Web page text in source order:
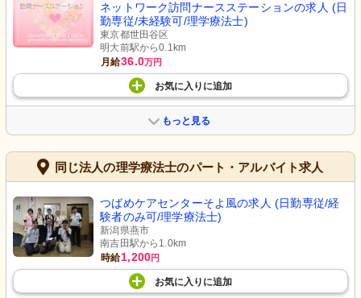
ネットワーク訪問ナースステーションの求人 (日
勤専従/未経験可/理学療法士)
東京都世田谷区
明大前駅から0.1km
月給36.0万円
お気に入り に追加
もっと見る
同じ法人の理学療法士のパート・アルバイト求人
つばめケアセンターそよ風の求人 (日勤専従/経
験者のみ可/理学療法士)
新潟県燕市
南吉田駅から1.0km
時給1,200円
お気に入り に追加